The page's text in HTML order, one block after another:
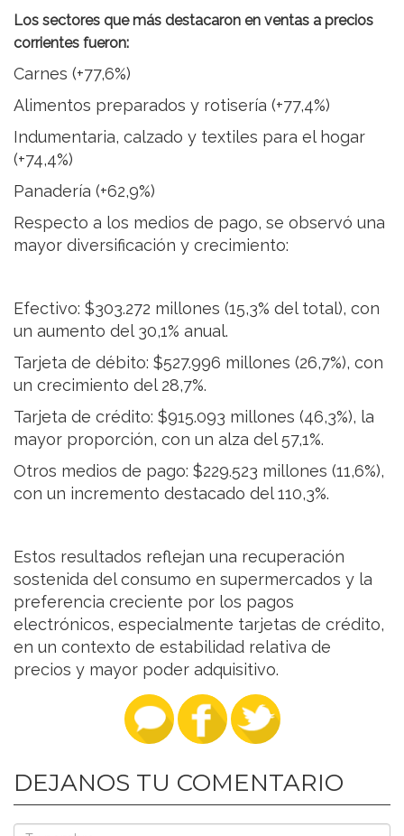
Los sectores que más destacaron en ventas a precios
corrientes fueron:
Carnes (+77,6%)
Alimentos preparados y rotisería (+77,4%)
Indumentaria, calzado y textiles para el hogar
(+74,4%)
Panadería (+62,9%)
Respecto a los medios de pago, se observó una
mayor diversificación y crecimiento:
Efectivo: $303.272 millones (15,3% del total), con
un aumento del 30,1% anual.
Tarjeta de débito: $527.996 millones (26,7%), con
un crecimiento del 28,7%.
Tarjeta de crédito: $915.093 millones (46,3%), la
mayor proporción, con un alza del 57,1%.
Otros medios de pago: $229.523 millones (11,6%),
con un incremento destacado del 110,3%.
Estos resultados reflejan una recuperación
sostenida del consumo en supermercados y la
preferencia creciente por los pagos
electrónicos, especialmente tarjetas de crédito,
en un contexto de estabilidad relativa de
precios y mayor poder adquisitivo.
DEJANOS TU COMENTARIO